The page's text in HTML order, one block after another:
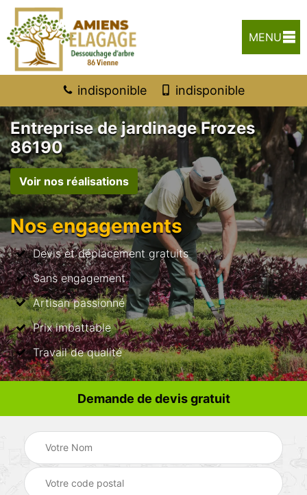
MENU
indisponible indisponible
Entreprise de jardinage Frozes
86190
Voir nos réalisations
Nos engagements
Devis et déplacement gratuits
Sans engagement
Artisan passionné
Prix imbattable
Travail de qualité
Demande de devis gratuit